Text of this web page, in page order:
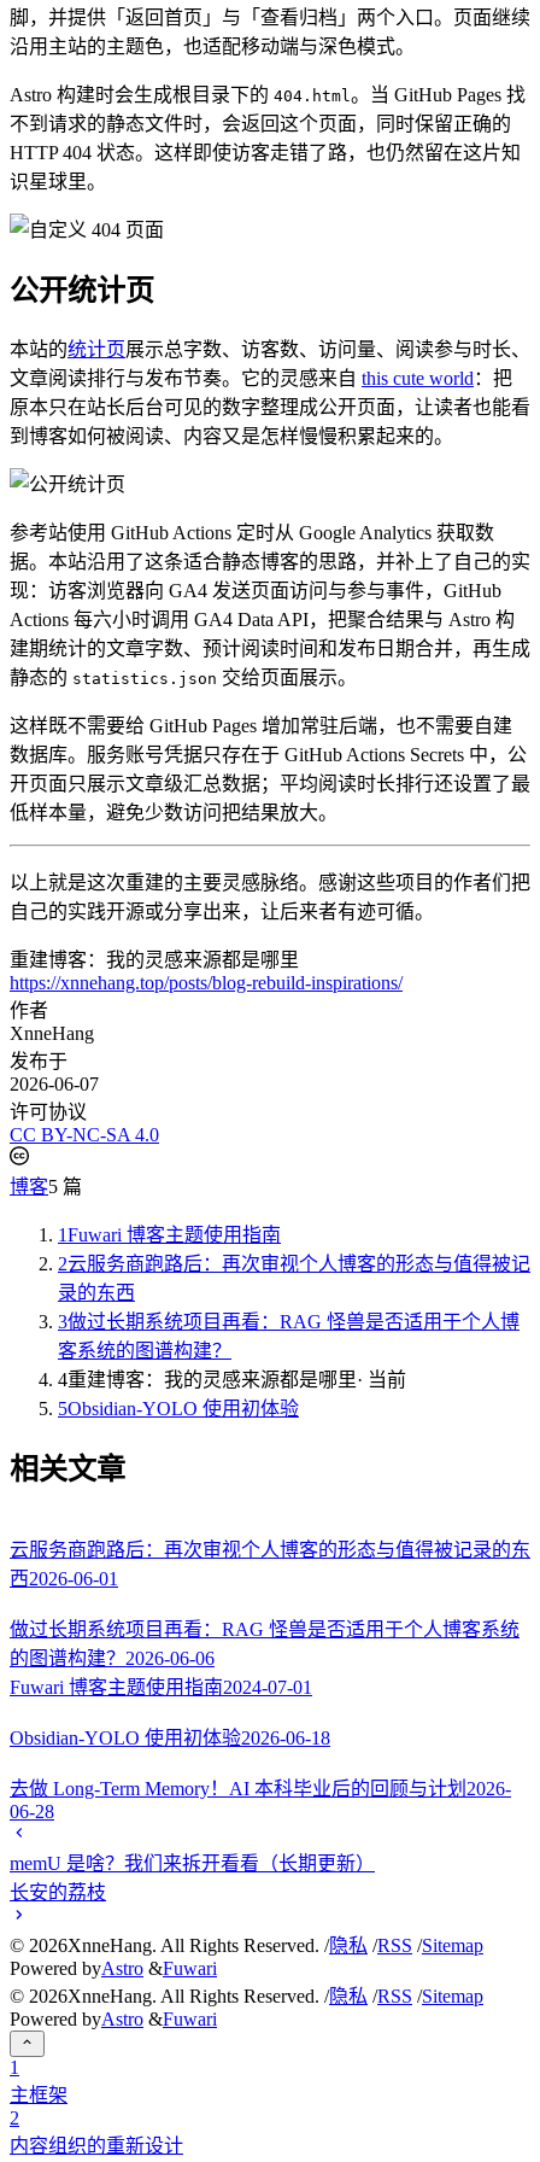
脚，并提供「返回首页」与「查看归档」两个入口。页面继续
沿用主站的主题色，也适配移动端与深色模式。
Astro 构建时会生成根目录下的 404.html。当 GitHub Pages 找
不到请求的静态文件时，会返回这个页面，同时保留正确的
HTTP 404 状态。这样即使访客走错了路，也仍然留在这片知
识星球里。
公开统计页
本站的统计页展示总字数、访客数、访问量、阅读参与时长、
文章阅读排行与发布节奏。它的灵感来自 this cute world ：把
原本只在站长后台可见的数字整理成公开页面，让读者也能看
到博客如何被阅读、内容又是怎样慢慢积累起来的。
参考站使用 GitHub Actions 定时从 Google Analytics 获取数
据。本站沿用了这条适合静态博客的思路，并补上了自己的实
现：访客浏览器向 GA4 发送页面访问与参与事件，GitHub
Actions 每六小时调用 GA4 Data API，把聚合结果与 Astro 构
建期统计的文章字数、预计阅读时间和发布日期合并，再生成
静态的 statistics.json 交给页面展示。
这样既不需要给 GitHub Pages 增加常驻后端，也不需要自建
数据库。服务账号凭据只存在于 GitHub Actions Secrets 中，公
开页面只展示文章级汇总数据；平均阅读时长排行还设置了最
低样本量，避免少数访问把结果放大。
以上就是这次重建的主要灵感脉络。感谢这些项目的作者们把
自己的实践开源或分享出来，让后来者有迹可循。
重建博客：我的灵感来源都是哪里
https://xnnehang.top/posts/blog-rebuild-inspirations/
作者
XnneHang
发布于
2026-06-07
许可协议
CC BY-NC-SA 4.0
博客5 篇
1Fuwari 博客主题使用指南
2云服务商跑路后：再次审视个人博客的形态与值得被记
录的东西
3做过长期系统项目再看：RAG 怪兽是否适用于个人博
客系统的图谱构建？
4重建博客：我的灵感来源都是哪里· 当前
5Obsidian-YOLO 使用初体验
相关文章
云服务商跑路后：再次审视个人博客的形态与值得被记录的东
西2026-06-01
做过长期系统项目再看：RAG 怪兽是否适用于个人博客系统
的图谱构建？ 2026-06-06
Fuwari 博客主题使用指南2024-07-01
Obsidian-YOLO 使用初体验2026-06-18
去做 Long-Term Memory！AI 本科毕业后的回顾与计划 2026-
06-28
memU 是啥？我们来拆开看看（长期更新）
长安的荔枝
© 2026XnneHang. All Rights Reserved. /隐私 /RSS /Sitemap
Powered byAstro &Fuwari
© 2026XnneHang. All Rights Reserved. /隐私 /RSS /Sitemap
Powered byAstro &Fuwari
1
主框架
2
内容组织的重新设计